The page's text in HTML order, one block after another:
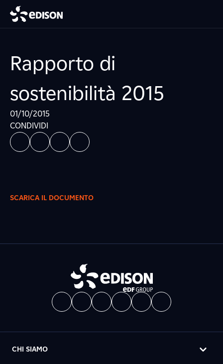
Rapporto di
sostenibilità 2015
01/10/2015
CONDIVIDI
SCARICA IL DOCUMENTO
CHI SIAMO